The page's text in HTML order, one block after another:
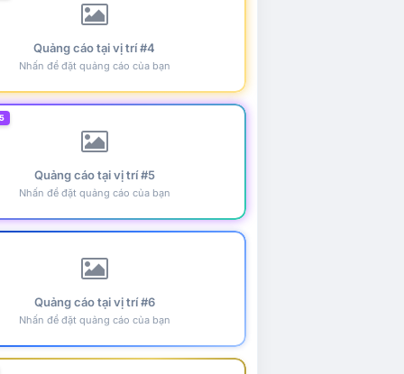
Quảng cáo tại vị trí #4
Nhấn để đặt quảng cáo của bạn
Quảng cáo tại vị trí #5
Nhấn để đặt quảng cáo của bạn
Quảng cáo tại vị trí #6
Nhấn để đặt quảng cáo của bạn